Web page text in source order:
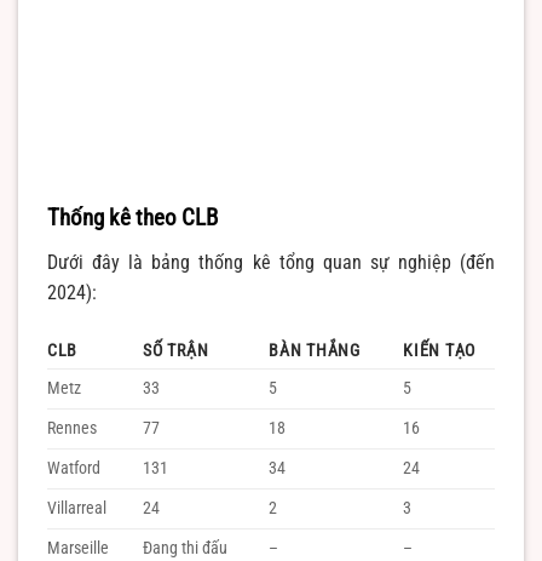
Thống kê theo CLB
Dưới đây là bảng thống kê tổng quan sự nghiệp (đến
2024):
CLB SỐ TRẬN BÀN THẮNG
KIẾN TẠO
Metz
33 5
5
Rennes
77 18
16
Watford
131 34
24
Villarreal
24 2
3
Marseille
Đang thi đấu – –